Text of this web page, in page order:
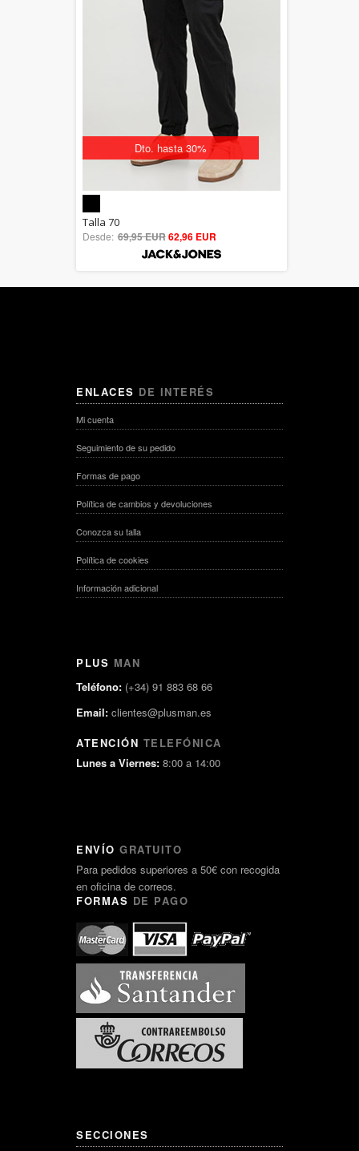
Dto. hasta 30%
out of 5
Talla 70
Desde: 69,95 EUR62,96 EUR
ENLACES DE INTERÉS
Mi cuenta
Seguimiento de su pedido
Formas de pago
Política de cambios y devoluciones
Conozca su talla
Política de cookies
Información adicional
PLUS MAN
Teléfono: (+34) 91 883 68 66
Email: clientes@plusman.es
ATENCIÓN TELEFÓNICA
Lunes a Viernes: 8:00 a 14:00
ENVÍO GRATUITO
Para pedidos superiores a 50€ con recogida
en oficina de correos.
FORMAS DE PAGO
SECCIONES